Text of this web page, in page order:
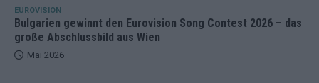
EUROVISION
Bulgarien gewinnt den Eurovision Song Contest 2026 – das
große Abschlussbild aus Wien
Mai 2026